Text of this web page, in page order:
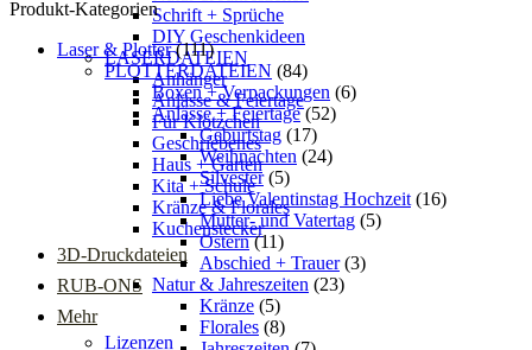
Schrift + Sprüche
DIY Geschenkideen
LASERDATEIEN
Anhänger
Anlässe & Feiertage
Für Klötzchen
Geschriebenes
Haus + Garten
Kita + Schule
Kränze & Florales
Kuchenstecker
3D-Druckdateien
RUB-ONS
Mehr
Lizenzen
Produkt-Kategorien
Laser & Plotter (111)
PLOTTERDATEIEN (84)
Boxen + Verpackungen (6)
Anlässe + Feiertage (52)
Geburtstag (17)
Weihnachten (24)
Silvester (5)
Liebe Valentinstag Hochzeit (16)
Mutter- und Vatertag (5)
Ostern (11)
Abschied + Trauer (3)
Natur & Jahreszeiten (23)
Kränze (5)
Florales (8)